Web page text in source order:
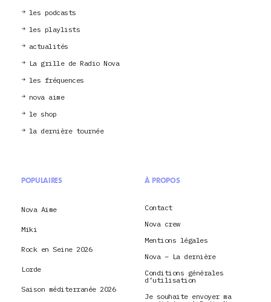
les podcasts
les playlists
actualités
La grille de Radio Nova
les fréquences
nova aime
le shop
la dernière tournée
POPULAIRES
Nova Aime
Miki
Rock en Seine 2026
Lorde
Saison méditerranée 2026
À PROPOS
Contact
Nova crew
Mentions légales
Nova – La dernière
Conditions générales
d’utilisation
Je souhaite envoyer ma